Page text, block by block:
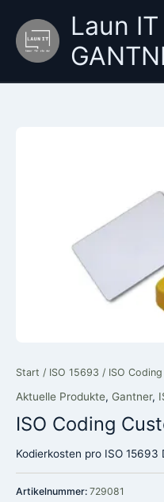
Inhalt
springen
Laun
Start / ISO 15693 / ISO
Aktuelle Produkte, Gantner,
ISO Coding
Kodierkosten pro ISO
Artikelnummer: 729081